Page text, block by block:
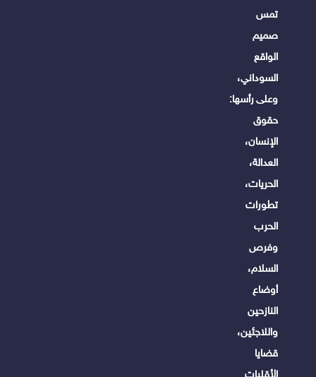
تمس
صميم
الواقع
السوداني،
وعلى رأسها:
حقوق
الإنسان،
العدالة،
الحريات،
تطورات
الحرب
وفرص
السلام،
أوضاع
النازحين
واللاجئين،
قضايا
الأقليات